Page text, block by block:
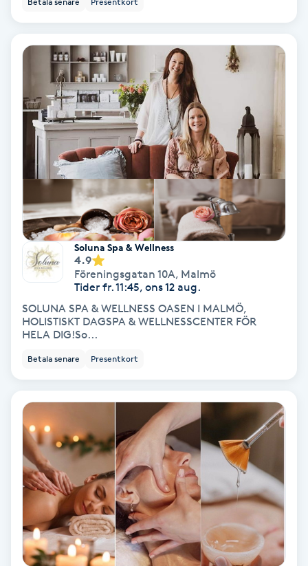
Babylights
Balayage
Bambumassage
Barber
Barnklippning
BIAB
Bottenfärg
Brynformning
Brynfärgning
Brynplockning
Bröllopsuppsättning
Celluliter
Soluna Spa & Wellness
4.9
Föreningsgatan 10A, Malmö
Tider fr. 11:45, ons 12 aug.
SOLUNA SPA & WELLNESS OASEN I MALMÖ,
HOLISTISKT DAGSPA & WELLNESSCENTER FÖR
HELA DIG!So...
Betala senare Presentkort